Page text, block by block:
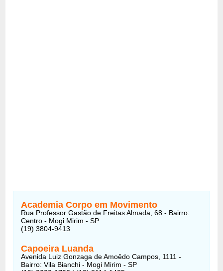
Academia Corpo em Movimento
Rua Professor Gastão de Freitas Almada, 68 - Bairro:
Centro - Mogi Mirim - SP
(19) 3804-9413
Capoeira Luanda
Avenida Luiz Gonzaga de Amoêdo Campos, 1111 -
Bairro: Vila Bianchi - Mogi Mirim - SP